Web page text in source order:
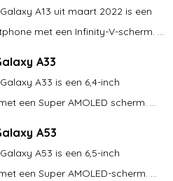
A13 uit maart 2022 is een
met een Infinity-V-scherm. ...
A33
A33 is een 6,4-inch
een Super AMOLED scherm. ...
A53
A53 is een 6,5-inch
een Super AMOLED-scherm. ...